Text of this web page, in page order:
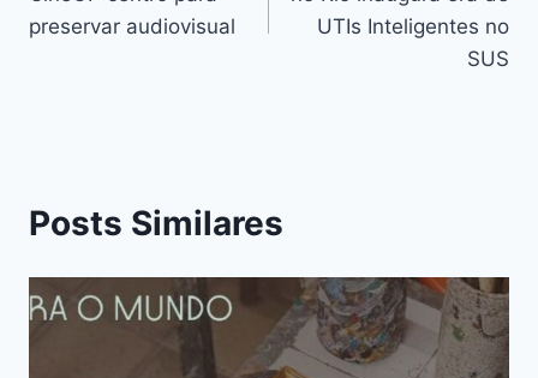
preservar audiovisual
UTIs Inteligentes no
SUS
Posts Similares